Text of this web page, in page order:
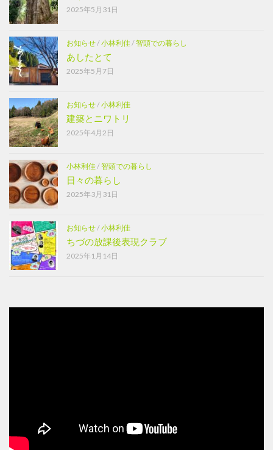
2025年5月31日
お知らせ/小林利佳/智頭での暮らし
あしたとて
2025年5月7日
お知らせ/小林利佳
建築とニワトリ
2025年4月2日
小林利佳/智頭での暮らし
日々の暮らし
2025年3月31日
お知らせ/小林利佳
ちづの放課後表現クラブ
2025年1月14日